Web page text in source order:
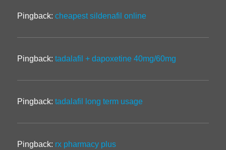
Pingback:cheapest sildenafil online
Pingback:tadalafil + dapoxetine 40mg/60mg
Pingback:tadalafil long term usage
Pingback: rx pharmacy plus